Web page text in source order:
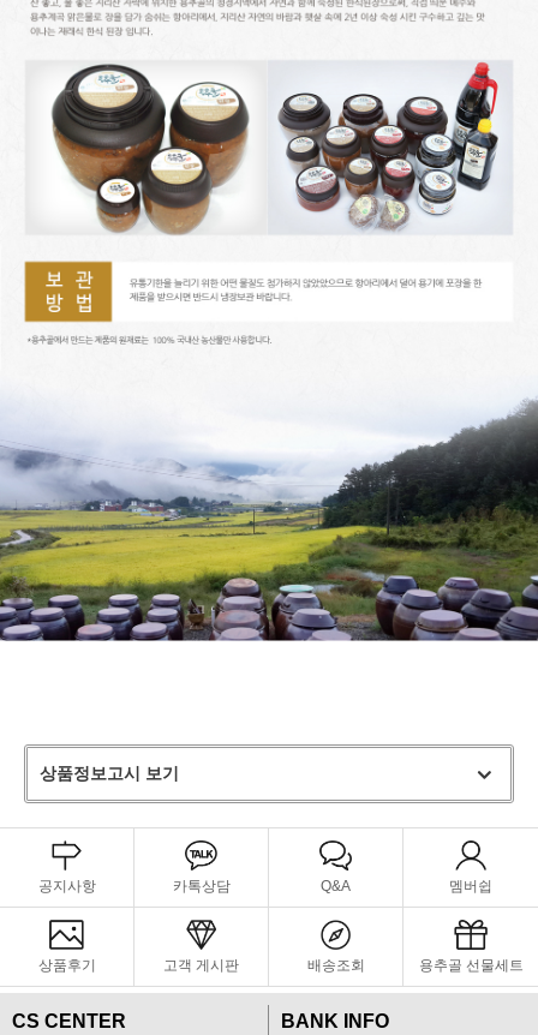
상품정보고시 보기
공지사항 카톡상담 Q&A 멤버쉽
상품후기 고객 게시판 배송조회 용추골 선물세트
CS CENTER BANK INFO